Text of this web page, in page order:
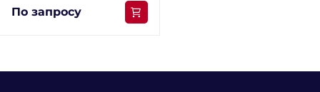
По запросу